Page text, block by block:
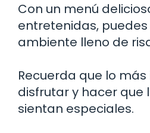
Con un menú
entretenidas,
ambiente lleno de
Recuerda que lo
disfrutar y hacer que
sientan especiales.